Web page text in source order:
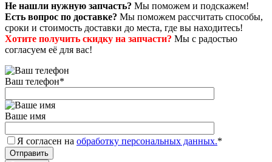
Не нашли нужную запчасть? Мы поможем и подскажем!
Есть вопрос по доставке? Мы поможем рассчитать способы,
сроки и стоимость доставки до места, где вы находитесь!
Хотите получить скидку на запчасти? Мы с радостью
согласуем её для вас!
Ваш телефон*
Ваше имя
Я согласен на обработку персональных данных.*